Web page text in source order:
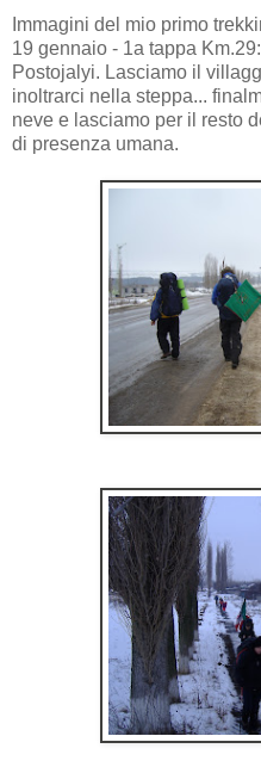
Immagini del mio primo
19 gennaio - 1a tappa
Postojalyi. Lasciamo il
inoltrarci nella steppa...
neve e lasciamo per il resto
di presenza umana.